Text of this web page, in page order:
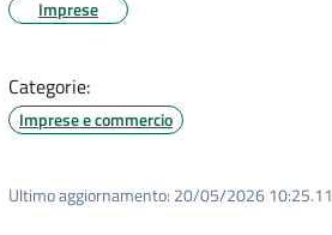
Imprese
Categorie:
Imprese e commercio
Ultimo aggiornamento: 20/05/2026 10:25.11